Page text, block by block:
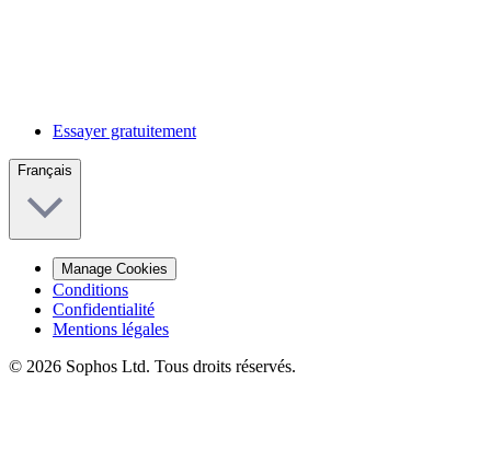
Essayer gratuitement
Français
Manage Cookies
Conditions
Confidentialité
Mentions légales
© 2026 Sophos Ltd. Tous droits réservés.